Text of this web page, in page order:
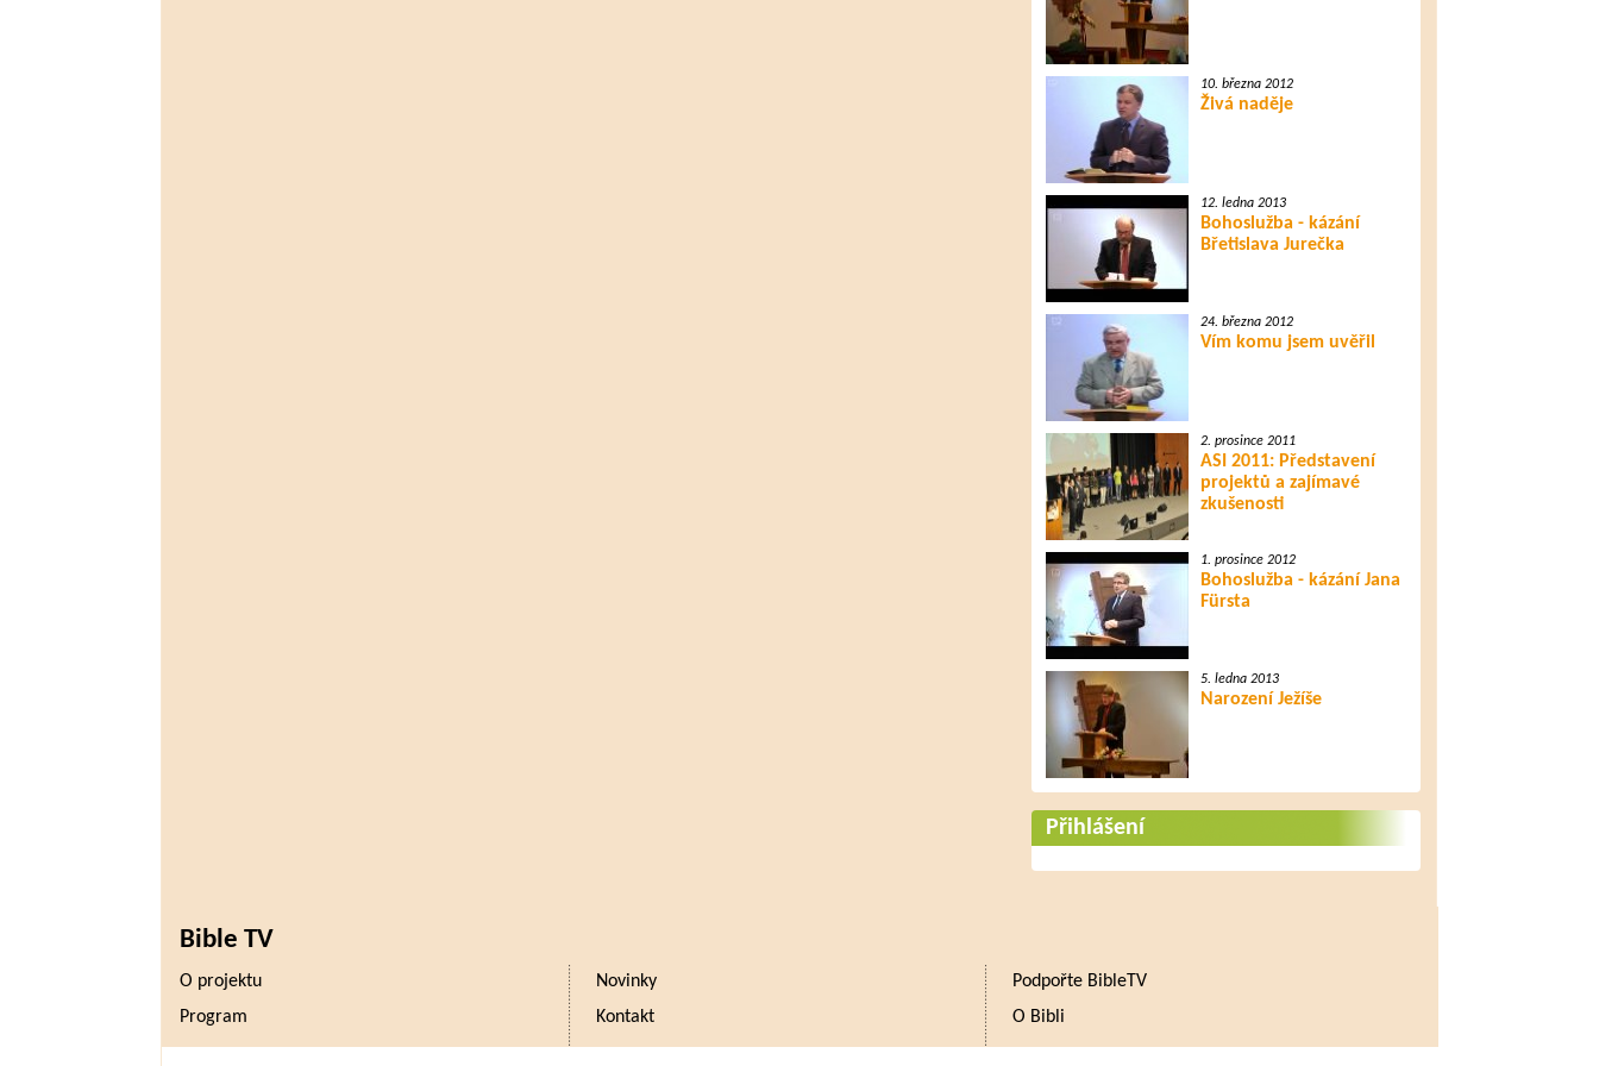
10. března 2012
Živá naděje
12. ledna 2013
Bohoslužba - kázání
Břetislava Jurečka
24. března 2012
Vím komu jsem uvěřil
2. prosince 2011
ASI 2011: Představení
projektů a zajímavé
zkušenosti
1. prosince 2012
Bohoslužba - kázání Jana
Fürsta
5. ledna 2013
Narození Ježíše
Přihlášení
Bible TV
O projektu Novinky
Podpořte BibleTV
Program
Kontakt O Bibli